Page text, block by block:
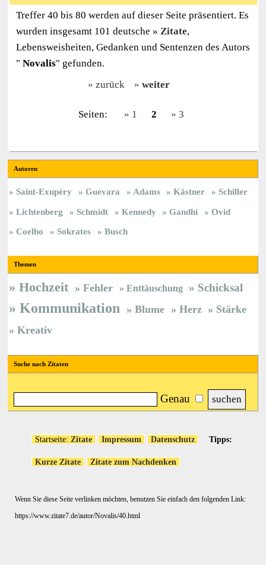
Treffer 40 bis 80 werden auf dieser Seite präsentiert. Es
wurden insgesamt 101 deutsche
Zitate,
Lebensweisheiten, Gedanken und Sentenzen des Autors
" Novalis" gefunden.
zurück
weiter
Seiten: 1 2 3
Autoren
Saint-Exupéry Guevara Adams Kästner
Schiller
Lichtenberg
Schmidt Kennedy Gandhi
Ovid
Coelho
Sokrates Busch
Themen
Hochzeit Fehler Enttäuschung Schicksal
Kommunikation Blume Herz
Stärke
Kreativ
Suche nach Zitaten
Genau
Startseite: Zitate Impressum Datenschutz Tipps:
Kurze Zitate Zitate zum Nachdenken
Wenn Sie diese Seite verlinken möchten, benutzen Sie einfach den folgenden Link:
https://www.zitate7.de/autor/Novalis/40.html